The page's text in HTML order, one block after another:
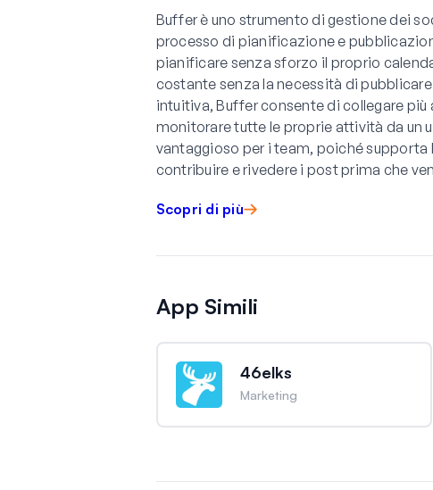
Buffer è uno strumento di gestione dei
processo di pianificazione e
pianificare senza sforzo il proprio
costante senza la necessità di
intuitiva, Buffer consente di collegare
monitorare tutte le proprie attività da un
vantaggioso per i team, poiché
contribuire e rivedere i post prima che
Scopri di più
App Simili
46elks
Marketing